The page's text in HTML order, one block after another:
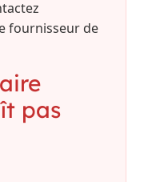
fournisseur de
pas